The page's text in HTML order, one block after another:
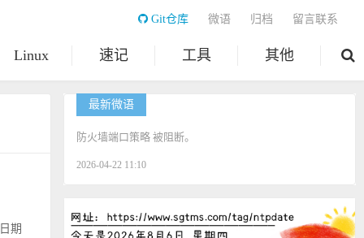
Linux 速记 工具 其他
Git仓库 微语 归档 留言联系
期
最新微语
防火墙端口策略 被阻断。
2026-04-22 11:10